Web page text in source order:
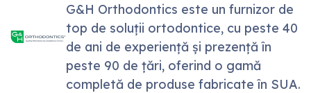
G&H Orthodontics este un furnizor de
top de soluții ortodontice, cu peste 40
de ani de experiență și prezență în
peste 90 de țări, oferind o gamă
completă de produse fabricate în SUA.